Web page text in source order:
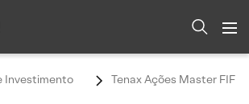
Investimento Tenax Ações Master FIF